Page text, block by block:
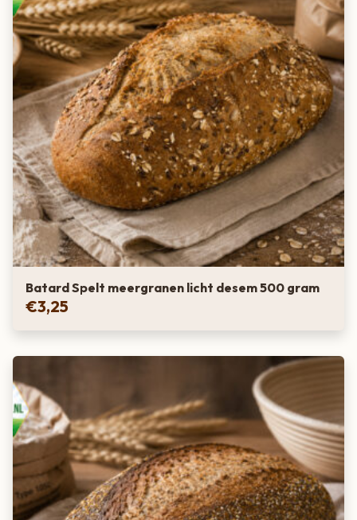
Batard Spelt meergranen licht desem 500 gram
€3,25